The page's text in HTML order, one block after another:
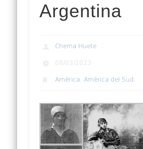
Argentina
Chema Huete
08/03/2023
Amèrica Amèrica del Sud